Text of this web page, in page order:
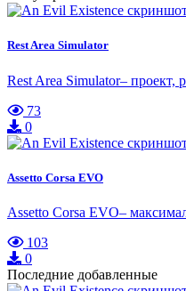
Rest Area Simulator
Rest Area Simulator– проект,
73
0
Assetto Corsa EVO
Assetto Corsa EVO–
103
0
Последние добавленные